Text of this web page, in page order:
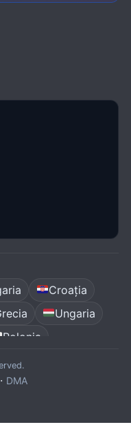
Croația
Ungaria
Polonia
Spania
· DMA